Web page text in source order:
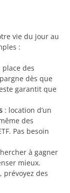
vie du jour au
:
place des
dès que
garantit que
: location d’un
des
Pas besoin
à gagner
mieux.
des